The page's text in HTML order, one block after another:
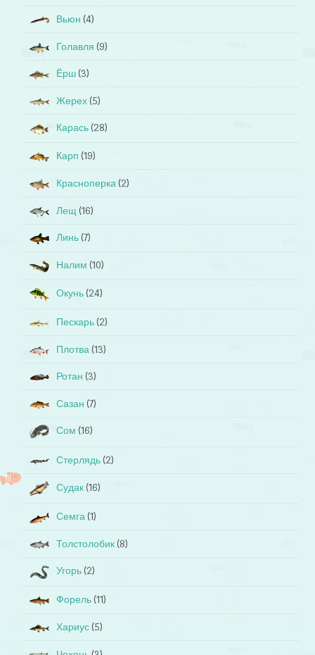
Вьюн (4)
Голавля (9)
Ёрш (3)
Жерех (5)
Карась (28)
Карп (19)
Красноперка (2)
Лещ (16)
Линь (7)
Налим (10)
Окунь (24)
Пескарь (2)
Плотва (13)
Ротан (3)
Сазан (7)
Сом (16)
Стерлядь (2)
Судак (16)
Семга (1)
Толстолобик (8)
Угорь (2)
Форель (11)
Хариус (5)